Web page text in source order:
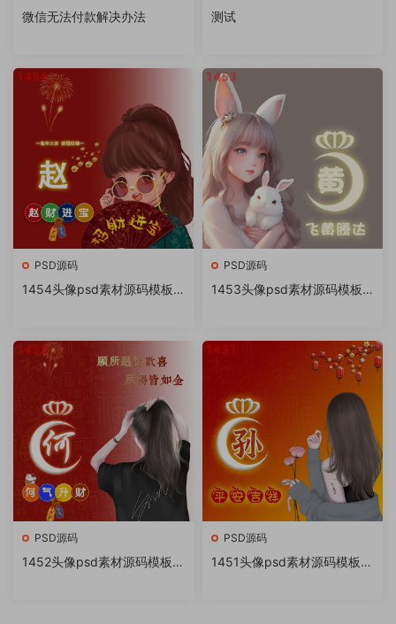
微信无法付款解决办法 测试
PSD源码
1454头像psd素材源码模板
作教程软件
PSD源码
1453头像psd素材源码模板
作教程软件
PSD源码
1452头像psd素材源码模板源
PSD源码
1451头像psd素材源码模板源